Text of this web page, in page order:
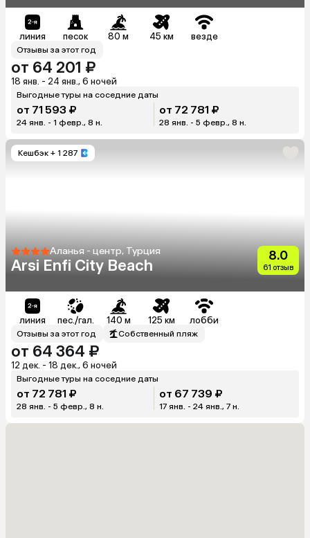
линия песок 80 м 45 км везде
Отзывы за этот год
от 64 201 ₽
18 янв. - 24 янв., 6 ночей
Выгодные туры на соседние даты
от 71 593 ₽
24 янв. - 1 февр., 8 н.
от 72 781 ₽
28 янв. - 5 февр., 8 н.
Кешбэк + 1 287
Аланья - центр, Турция
Arsi Enfi City Beach
8.0
61 отзыв
линия пес./гал. 140 м 125 км лобби
Отзывы за этот год Собственный пляж
от 64 364 ₽
12 дек. - 18 дек., 6 ночей
Выгодные туры на соседние даты
от 72 781 ₽
28 янв. - 5 февр., 8 н.
от 67 739 ₽
17 янв. - 24 янв., 7 н.